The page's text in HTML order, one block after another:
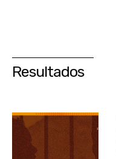
Resultados